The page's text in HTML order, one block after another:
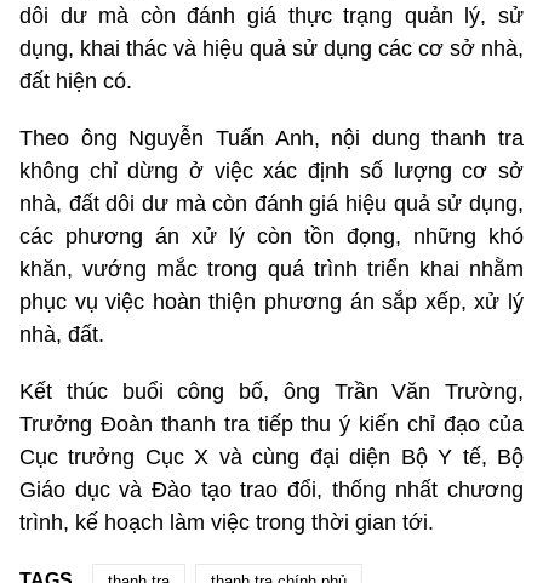
dôi dư mà còn đánh giá thực trạng quản lý, sử
dụng, khai thác và hiệu quả sử dụng các cơ sở nhà,
đất hiện có.
Theo ông Nguyễn Tuấn Anh, nội dung thanh tra
không chỉ dừng ở việc xác định số lượng cơ sở
nhà, đất dôi dư mà còn đánh giá hiệu quả sử dụng,
các phương án xử lý còn tồn đọng, những khó
khăn, vướng mắc trong quá trình triển khai nhằm
phục vụ việc hoàn thiện phương án sắp xếp, xử lý
nhà, đất.
Kết thúc buổi công bố, ông Trần Văn Trường,
Trưởng Đoàn thanh tra tiếp thu ý kiến chỉ đạo của
Cục trưởng Cục X và cùng đại diện Bộ Y tế, Bộ
Giáo dục và Đào tạo trao đổi, thống nhất chương
trình, kế hoạch làm việc trong thời gian tới.